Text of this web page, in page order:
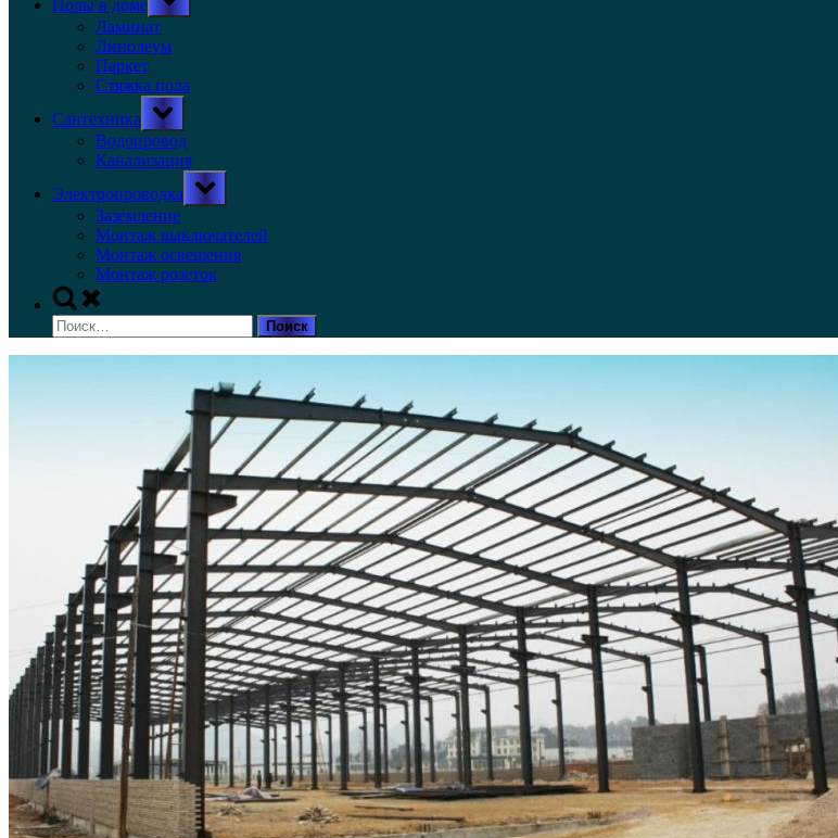
Полы в доме
sub-
menu
Ламинат
Линолеум
Паркет
Стяжка пола
Сантехника
Toggle
sub-
menu
Водопровод
Канализация
Электропроводка
Toggle
sub-
Заземление
Монтаж выключателей
Монтаж освещения
Монтаж розеток
Toggle
search
form
Найти: